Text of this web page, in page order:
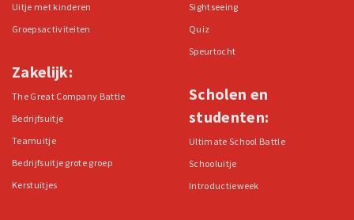
Uitje met kinderen
Groepsactiviteiten
Zakelijk:
The Great Company Battle
Bedrijfsuitje
Teamuitje
Bedrijfsuitje grote groep
Kerstuitjes
Sightseeing
Quiz
Speurtocht
Scholen en
studenten:
Ultimate School Battle
Schooluitje
Introductieweek